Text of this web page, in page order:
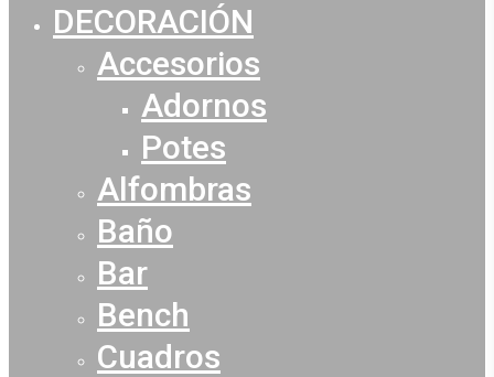
DECORACIÓN
Accesorios
Adornos
Potes
Alfombras
Baño
Bar
Bench
Cuadros